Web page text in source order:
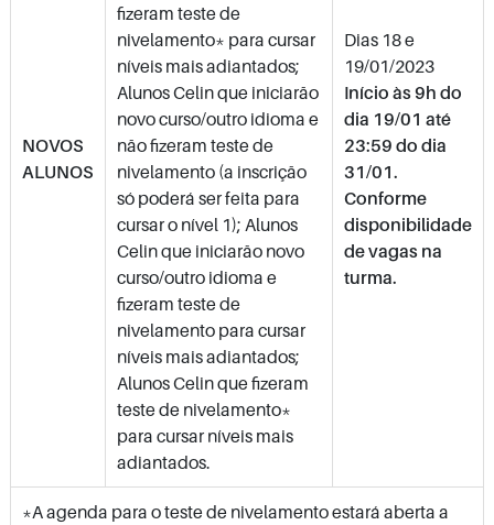
NOVOS
ALUNOS
fizeram teste de
nivelamento* para cursar
níveis mais adiantados;
Alunos Celin que iniciarão
novo curso/outro idioma e
não fizeram teste de
nivelamento (a inscrição
só poderá ser feita para
cursar o nível 1); Alunos
Celin que iniciarão novo
curso/outro idioma e
fizeram teste de
nivelamento para cursar
níveis mais adiantados;
Alunos Celin que fizeram
teste de nivelamento*
para cursar níveis mais
adiantados.
Dias 18 e
19/01/2023
Início às 9h do
dia 19/01 até
23:59 do dia
31/01.
Conforme
disponibilidade
de vagas na
turma.
*A agenda para o teste de nivelamento estará aberta a